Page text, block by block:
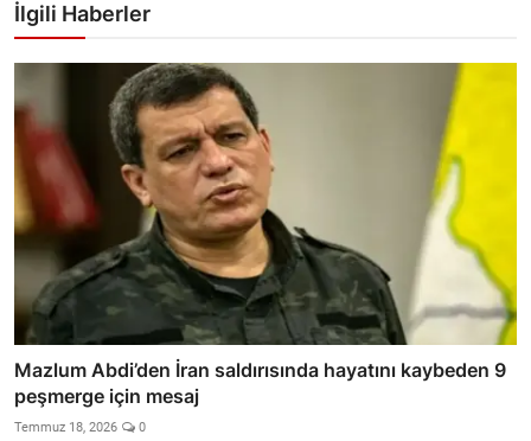
İlgili Haberler
Mazlum Abdi’den İran saldırısında hayatını kaybeden 9
peşmerge için mesaj
Temmuz 18, 2026 0